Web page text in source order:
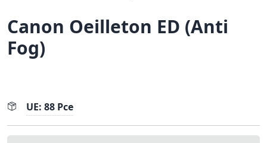
Canon Oeilleton ED (Anti
Fog)
UE: 88 Pce